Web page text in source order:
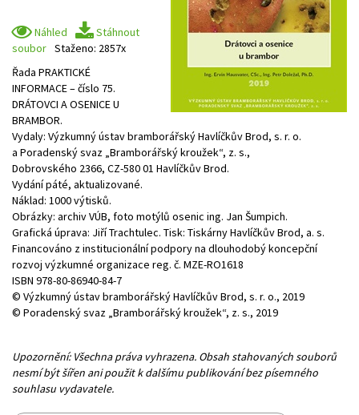
Náhled
Stáhnout
soubor Staženo: 2857x
Řada PRAKTICKÉ
INFORMACE – číslo 75.
DRÁTOVCI A OSENICE U
BRAMBOR.
Vydaly: Výzkumný ústav bramborářský Havlíčkův Brod, s. r. o.
a Poradenský svaz „Bramborářský kroužek“, z. s.,
Dobrovského 2366, CZ-580 01 Havlíčkův Brod.
Vydání páté, aktualizované.
Náklad: 1000 výtisků.
Obrázky: archiv VÚB, foto motýlů osenic ing. Jan Šumpich.
Grafická úprava: Jiří Trachtulec. Tisk: Tiskárny Havlíčkův Brod, a. s.
Financováno z institucionální podpory na dlouhodobý koncepční
rozvoj výzkumné organizace reg. č. MZE-RO1618
ISBN 978-80-86940-84-7
© Výzkumný ústav bramborářský Havlíčkův Brod, s. r. o., 2019
© Poradenský svaz „Bramborářský kroužek“, z. s., 2019
Upozornění: Všechna práva vyhrazena. Obsah stahovaných souborů
nesmí být šířen ani použit k dalšímu publikování bez písemného
souhlasu vydavatele.